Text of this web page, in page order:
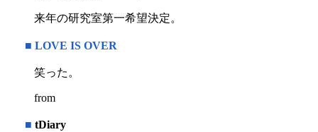
来年の研究室第一希望決定。
■ LOVE IS OVER
笑った。
from
■ tDiary